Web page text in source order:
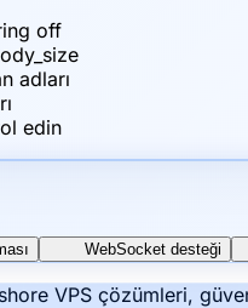
off
adları
edin
WebSocket desteği
VPS çözümleri,